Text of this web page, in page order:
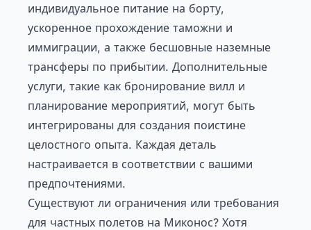
индивидуальное питание на борту,
ускоренное прохождение таможни и
иммиграции, а также бесшовные наземные
трансферы по прибытии. Дополнительные
услуги, такие как бронирование вилл и
планирование мероприятий, могут быть
интегрированы для создания поистине
целостного опыта. Каждая деталь
настраивается в соответствии с вашими
предпочтениями.
Существуют ли ограничения или требования
для частных полетов на Миконос? Хотя